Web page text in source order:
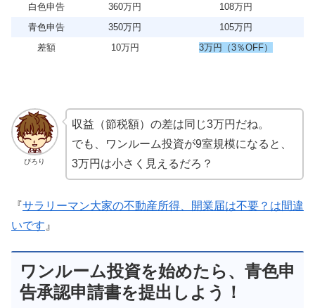
白色申告
360万円
108万円
青色申告
350万円
105万円
差額
10万円 3万円（3％OFF）
ぴろり
収益（節税額）の差は同じ3万円だね。
でも、ワンルーム投資が9室規模になると、
3万円は小さく見えるだろ？
『サラリーマン大家の不動産所得、開業届は不要？は間違
いです 』
ワンルーム投資を始めたら、青色申
告承認申請書を提出しよう！